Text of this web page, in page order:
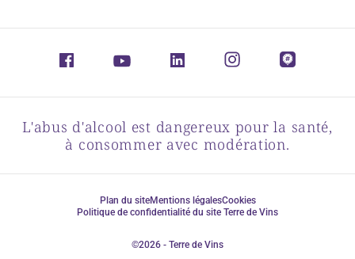
L'abus d'alcool est dangereux pour la santé,
à consommer avec modération.
Plan du siteMentions légalesCookies
Politique de confidentialité du site Terre de Vins
©2026 - Terre de Vins